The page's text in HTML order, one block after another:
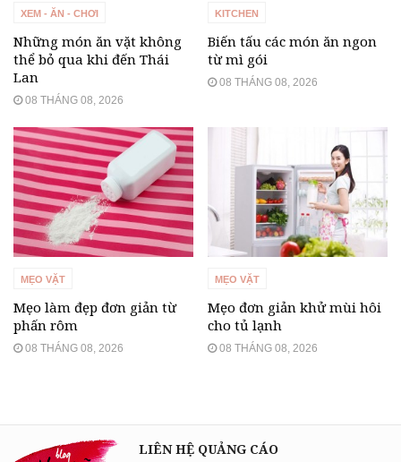
XEM - ĂN - CHƠI
Những món ăn vặt không
thể bỏ qua khi đến Thái
Lan
08 THÁNG 08, 2026
KITCHEN
Biến tấu các món ăn ngon
từ mì gói
08 THÁNG 08, 2026
MẸO VẶT
Mẹo làm đẹp đơn giản từ
phấn rôm
08 THÁNG 08, 2026
MẸO VẶT
Mẹo đơn giản khử mùi hôi
cho tủ lạnh
08 THÁNG 08, 2026
LIÊN HỆ QUẢNG CÁO